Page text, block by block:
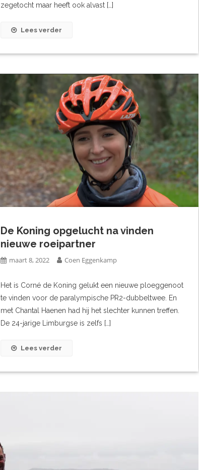
zegetocht maar heeft ook alvast […]
Lees verder
De Koning opgelucht na vinden
nieuwe roeipartner
maart 8, 2022 Coen Eggenkamp
Het is Corné de Koning gelukt een nieuwe ploeggenoot
te vinden voor de paralympische PR2-dubbeltwee. En
met Chantal Haenen had hij het slechter kunnen treffen.
De 24-jarige Limburgse is zelfs […]
Lees verder